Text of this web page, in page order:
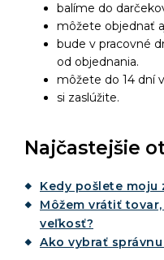
balíme do
môžete objednať
bude v pracovné
od objednania.
môžete do 14 dní
si zaslúžite.
Najčastejšie
Kedy pošlete moju
Môžem vrátiť
veľkosť?
Ako vybrať